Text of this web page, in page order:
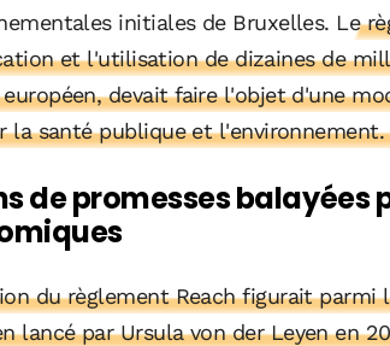
initiales de Bruxelles. Le
et l'utilisation de dizaines de
devait faire l'objet d'une
la santé publique et l'environnement.
de promesses balayées
du règlement Reach figurait parmi
lancé par Ursula von der Leyen en